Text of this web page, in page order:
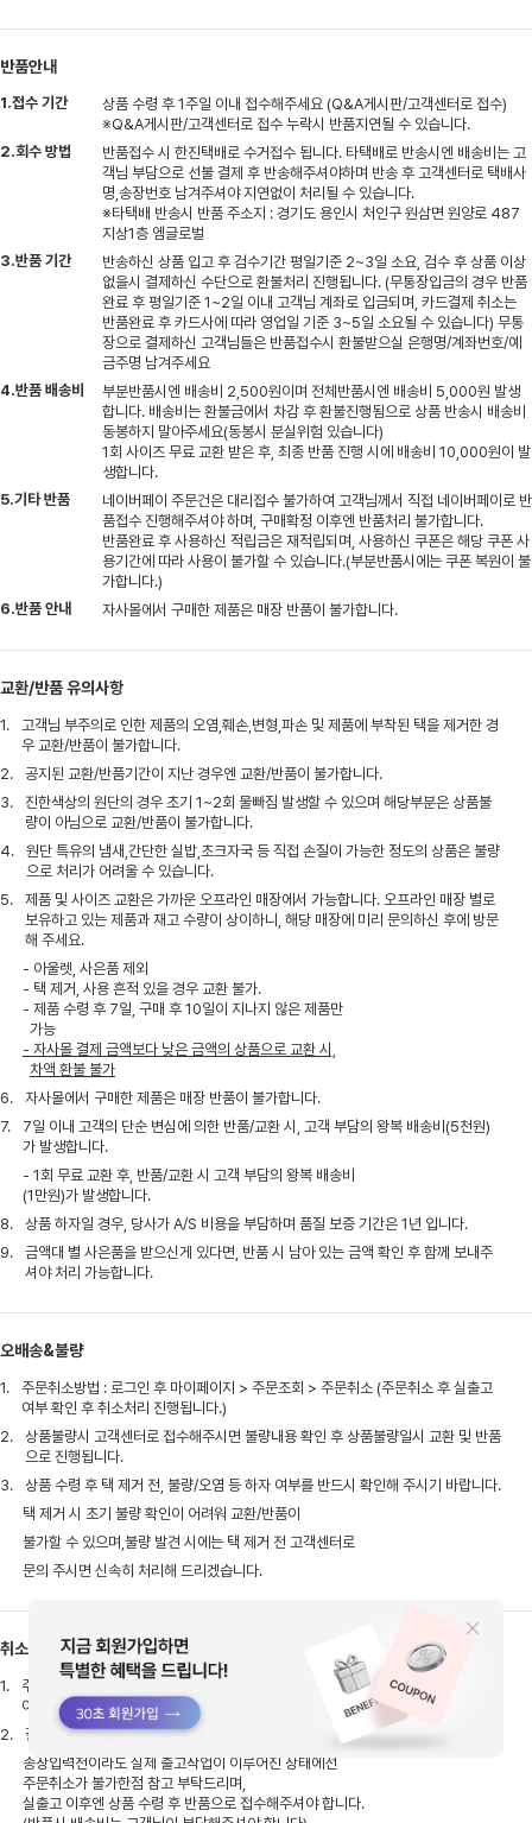
반품안내
1.접수 기간
상품 수령 후 1주일 이내 접수해주세요 (Q&A게시판/고객센터로 접수)
※Q&A게시판/고객센터로 접수 누락시 반품지연될 수 있습니다.
2.회수 방법
반품접수 시 한진택배로 수거접수 됩니다. 타택배로 반송시엔 배송비는 고
객님 부담으로 선불 결제 후 반송해주셔야하며 반송 후 고객센터로 택배사
명,송장번호 남겨주셔야 지연없이 처리될 수 있습니다.
※타택배 반송시 반품 주소지 : 경기도 용인시 처인구 원삼면 원양로 487
지상1층 엠글로벌
3.반품 기간
반송하신 상품 입고 후 검수기간 평일기준 2~3일 소요, 검수 후 상품 이상
없을시 결제하신 수단으로 환불처리 진행됩니다. (무통장입금의 경우 반품
완료 후 평일기준 1~2일 이내 고객님 계좌로 입금되며, 카드결제 취소는
반품완료 후 카드사에 따라 영업일 기준 3~5일 소요될 수 있습니다) 무통
장으로 결제하신 고객님들은 반품접수시 환불받으실 은행명/계좌번호/예
금주명 남겨주세요
4.반품 배송비
부분반품시엔 배송비 2,500원이며 전체반품시엔 배송비 5,000원 발생
합니다. 배송비는 환불금에서 차감 후 환불진행됨으로 상품 반송시 배송비
동봉하지 말아주세요(동봉시 분실위험 있습니다)
1회 사이즈 무료 교환 받은 후, 최종 반품 진행 시에 배송비 10,000원이 발
생합니다.
5.기타 반품
네이버페이 주문건은 대리접수 불가하여 고객님께서 직접 네이버페이로 반
품접수 진행해주셔야 하며, 구매확정 이후엔 반품처리 불가합니다.
반품완료 후 사용하신 적립금은 재적립되며, 사용하신 쿠폰은 해당 쿠폰 사
용기간에 따라 사용이 불가할 수 있습니다.(부분반품시에는 쿠폰 복원이 불
가합니다.)
6.반품 안내
자사몰에서 구매한 제품은 매장 반품이 불가합니다.
교환/반품 유의사항
1.
고객님 부주의로 인한 제품의 오염,훼손,변형,파손 및 제품에 부착된 택을 제거한 경
우 교환/반품이 불가합니다.
2.
공지된 교환/반품기간이 지난 경우엔 교환/반품이 불가합니다.
3.
진한색상의 원단의 경우 초기 1~2회 물빠짐 발생할 수 있으며 해당부분은 상품불
량이 아님으로 교환/반품이 불가합니다.
4.
원단 특유의 냄새,간단한 실밥,초크자국 등 직접 손질이 가능한 정도의 상품은 불량
으로 처리가 어려울 수 있습니다.
5.
제품 및 사이즈 교환은 가까운 오프라인 매장에서 가능합니다. 오프라인 매장 별로
보유하고 있는 제품과 재고 수량이 상이하니, 해당 매장에 미리 문의하신 후에 방문
해 주세요.
- 아울렛, 사은품 제외
- 택 제거, 사용 흔적 있을 경우 교환 불가.
- 제품 수령 후 7일, 구매 후 10일이 지나지 않은 제품만
가능
- 자사몰 결제 금액보다 낮은 금액의 상품으로 교환 시,
차액 환불 불가
6.
자사몰에서 구매한 제품은 매장 반품이 불가합니다.
7.
7일 이내 고객의 단순 변심에 의한 반품/교환 시, 고객 부담의 왕복 배송비(5천원)
가 발생합니다.
- 1회 무료 교환 후, 반품/교환 시 고객 부담의 왕복 배송비
(1만원)가 발생합니다.
8.
상품 하자일 경우, 당사가 A/S 비용을 부담하며 품질 보증 기간은 1년 입니다.
9.
금액대 별 사은품을 받으신게 있다면, 반품 시 남아 있는 금액 확인 후 함께 보내주
셔야 처리 가능합니다.
오배송&불량
1.
주문취소방법 : 로그인 후 마이페이지 > 주문조회 > 주문취소 (주문취소 후 실출고
여부 확인 후 취소처리 진행됩니다.)
2.
상품불량시 고객센터로 접수해주시면 불량내용 확인 후 상품불량일시 교환 및 반품
으로 진행됩니다.
3.
상품 수령 후 택 제거 전, 불량/오염 등 하자 여부를 반드시 확인해 주시기 바랍니다.
택 제거 시 초기 불량 확인이 어려워 교환/반품이
불가할 수 있으며,불량 발견 시에는 택 제거 전 고객센터로
문의 주시면 신속히 처리해 드리겠습니다.
취소안내
1.
주문취소방법 : 로그인 후 마이페이지 > 주문조회 > 주문취소(주문취소 후 실출고
여부 확인 후 취소처리 진행됩니다.)
2.
결제완료 후 배송준비 상태로 확인이 되어도 이미 출고 과정에 있을 수 있습니다.
송장입력전이라도 실제 출고작업이 이루어진 상태에선
주문취소가 불가한점 참고 부탁드리며,
실출고 이후엔 상품 수령 후 반품으로 접수해주셔야 합니다.